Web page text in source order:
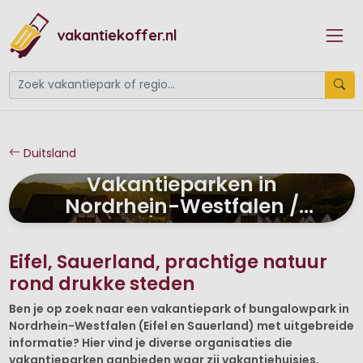
vakantiekoffer.nl
Duitsland
Vakantieparken in
Nordrhein-Westfalen /
Eifel / Sauerland
Eifel, Sauerland, prachtige natuur
rond drukke steden
Ben je op zoek naar een vakantiepark of bungalowpark in
Nordrhein-Westfalen (Eifel en Sauerland) met uitgebreide
informatie? Hier vind je diverse organisaties die
vakantieparken aanbieden waar zij vakantiehuisjes,